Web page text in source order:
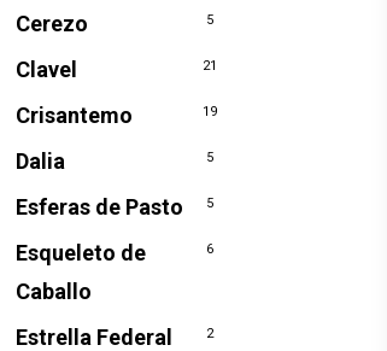
Cerezo 5
Clavel 21
Crisantemo 19
Dalia 5
Esferas de Pasto 5
Esqueleto de
Caballo
6
Estrella Federal 2